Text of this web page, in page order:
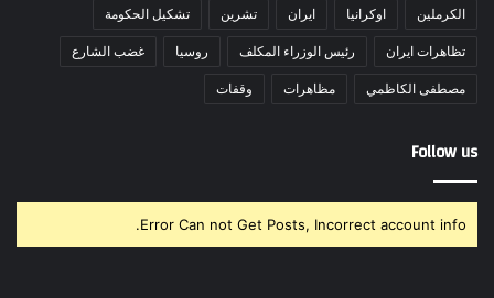
الكرملين اوكرانيا ايران تشرين تشكيل الحكومة
تظاهرات ايران رئيس الوزراء المكلف روسيا غضب الشارع
مصطفى الكاظمي مظاهرات وقفات
Follow us
Error Can not Get Posts, Incorrect account info.